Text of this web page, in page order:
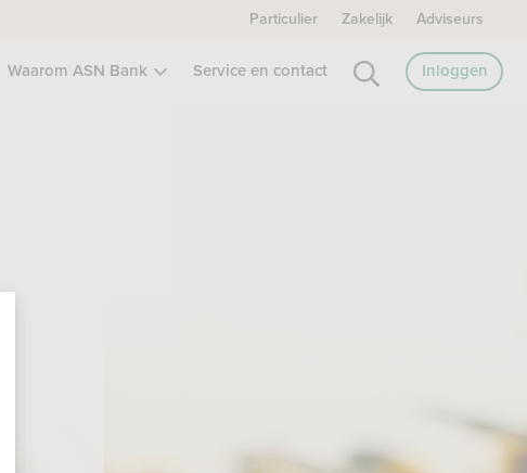
Particulier Zakelijk Adviseurs
Waarom ASN Bank Service en contact Inloggen